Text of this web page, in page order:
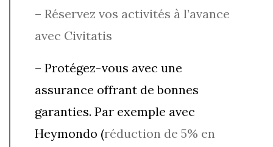
– Réservez vos activités à l’avance
avec Civitatis
– Protégez-vous avec une
assurance offrant de bonnes
garanties. Par exemple avec
Heymondo (réduction de 5% en